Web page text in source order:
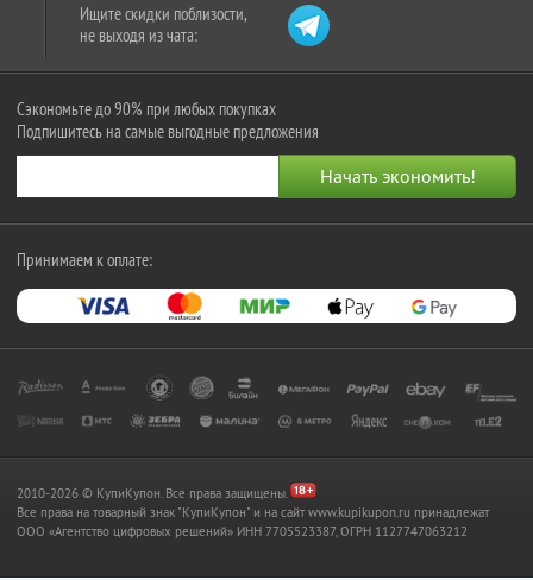
Ищите скидки поблизости,
не выходя из чата:
Сэкономьте до 90% при любых покупках
Подпишитесь на самые выгодные предложения
Принимаем к оплате:
2010-2026 © КупиКупон. Все права защищены.
Все права на товарный знак "КупиКупон" и на сайт www.kupikupon.ru принадлежат
OOO «Агентство цифровых решений» ИНН 7705523387, ОГРН 1127747063212